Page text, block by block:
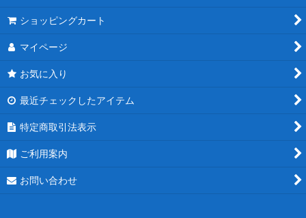
ショッピングカート
マイページ
お気に入り
最近チェックしたアイテム
特定商取引法表示
ご利用案内
お問い合わせ